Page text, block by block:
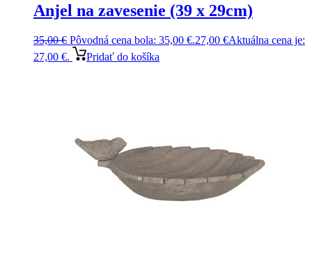
Anjel na zavesenie (39 x 29cm)
35,00€ Pôvodná cena bola: 35,00 €.27,00 €Aktuálna cena je:
27,00 €.
Pridať do košíka